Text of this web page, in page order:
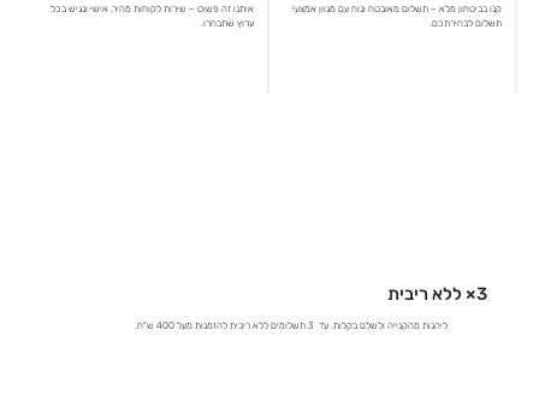
איתנו זה פשוט – שירות לקוחות מהיר, אישי ונגיש בכל
ערוץ שתבחרו.
קנו בביטחון מלא – תשלום מאובטח ונוח עם מגוון אמצעי
תשלום לבחירתכם.
3× ללא ריבית
ליהנות מהקנייה ולשלם בקלות. עד 3 תשלומים ללא ריבית להזמנות מעל 400 ש"ח.